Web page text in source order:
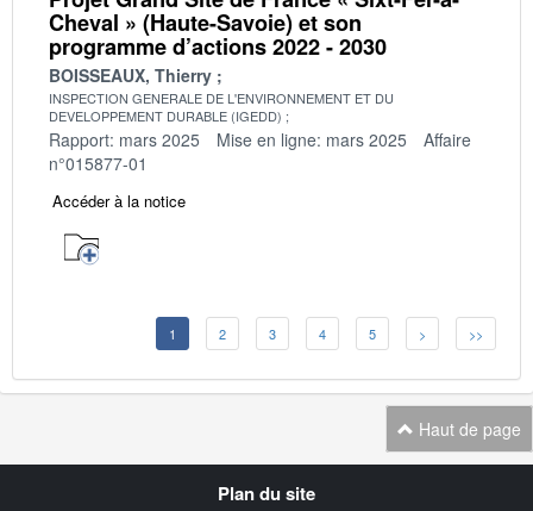
Cheval » (Haute-Savoie) et son
programme d’actions 2022 - 2030
BOISSEAUX, Thierry
INSPECTION GENERALE DE L'ENVIRONNEMENT ET DU
DEVELOPPEMENT DURABLE (IGEDD)
Rapport: mars 2025 Mise en ligne: mars 2025
Affaire
n°015877-01
Accéder à la notice
1 2 3 4 5 > >>
Haut de page
Plan du site